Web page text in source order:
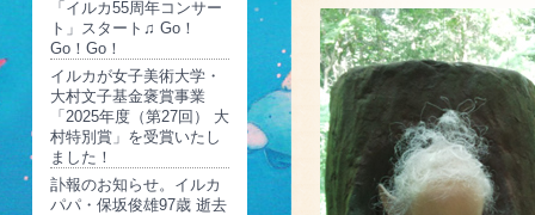
「イルカ55周年コンサー
ト」スタート♫ Go！
Go！Go！
イルカが女子美術大学・
大村文子基金褒賞事業
「2025年度（第27回） 大
村特別賞」を受賞いたし
ました！
訃報のお知らせ。イルカ
パパ・保坂俊雄97歳 逝去